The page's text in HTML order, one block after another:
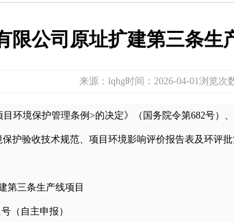
限公司原址扩建第三条
来源：lqhg时间：2026-04-01浏览次
环境保护管理条例>的决定》（国务院令第682号
护验收技术规范、项目环境影响评价报告表及环评
第三条生产线项目
（自主申报）